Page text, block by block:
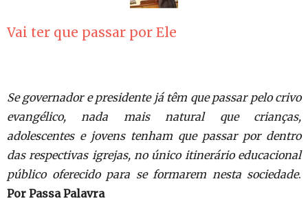
Vai ter que passar por Ele
Se governador e presidente já têm que passar pelo crivo
evangélico, nada mais natural que crianças,
adolescentes e jovens tenham que passar por dentro
das respectivas igrejas, no único itinerário educacional
público oferecido para se formarem nesta sociedade.
Por Passa Palavra